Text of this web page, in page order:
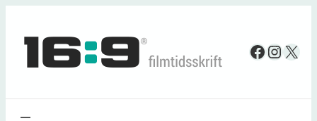
indhold
X